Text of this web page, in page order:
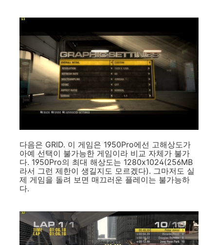
다음은 GRID. 이 게임은 1950Pro에선 고해상도가
아예 선택이 불가능한 게임이라 비교 자체가 불가
다. 1950Pro의 최대 해상도는 1280x1024(256MB
라서 그런 제한이 생길지도 모르겠다). 그마저도 실
제 게임을 돌려 보면 매끄러운 플레이는 불가능하
다.